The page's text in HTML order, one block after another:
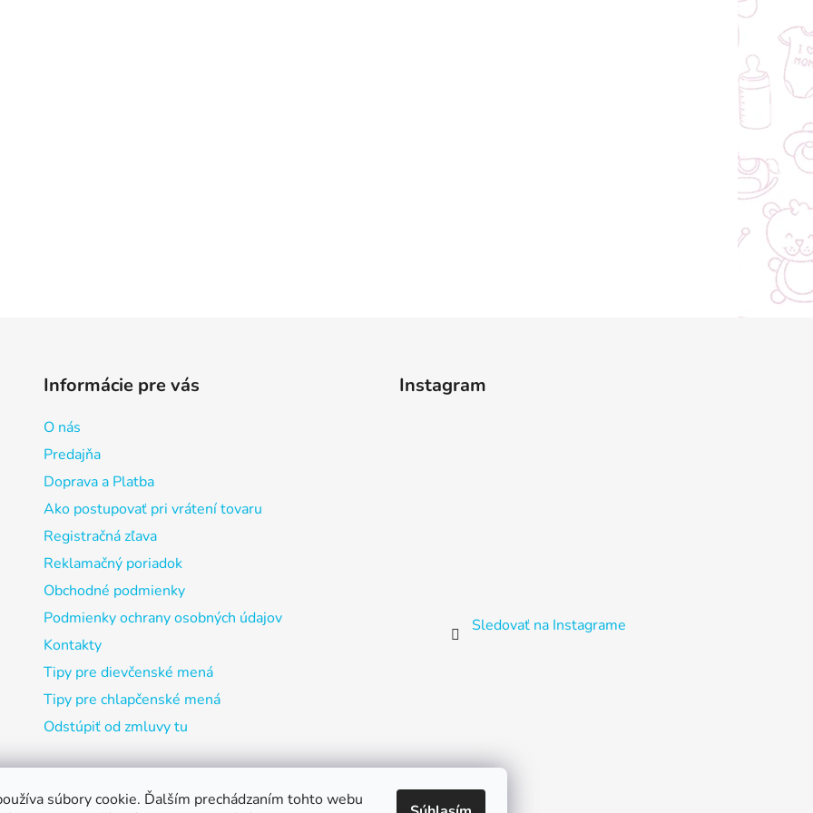
súbory cookie. Ďalším prechádzaním tohto webu
Informácie pre vás
O nás
Predajňa
Doprava a Platba
Ako postupovať pri vrátení tovaru
Registračná zľava
Reklamačný poriadok
Obchodné podmienky
Podmienky ochrany osobných údajov
Kontakty
Tipy pre dievčenské mená
Tipy pre chlapčenské mená
Odstúpiť od zmluvy tu
Instagram
Sledovať na Instagrame